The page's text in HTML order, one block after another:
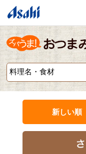
新しい順